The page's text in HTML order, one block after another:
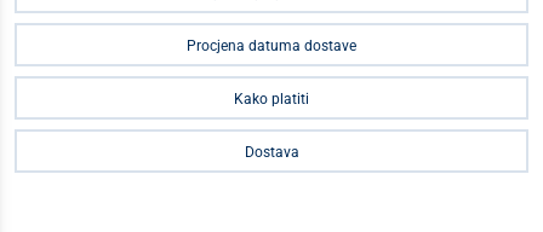
Procjena datuma dostave
Kako platiti
Dostava